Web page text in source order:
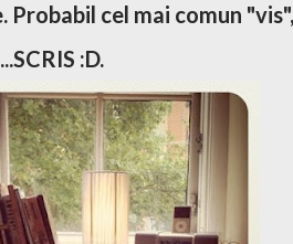
cel mai comun "vis",
:D.